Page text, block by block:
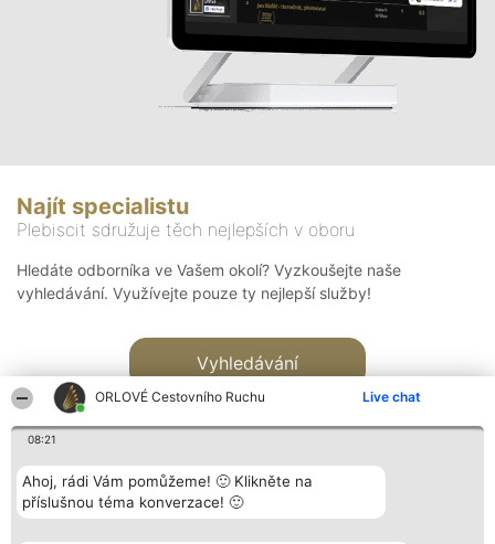
ORLOVÉ Cestovního Ruchu Live chat
08:21
Ahoj, rádi Vám pomůžeme! 🙂 Klikněte na
příslušnou téma konverzace! 🙂
Najít specialistu
Plebiscit sdružuje těch nejlepších v oboru
Hledáte odborníka ve Vašem okolí? Vyzkoušejte naše
vyhledávání. Využívejte pouze ty nejlepší služby!
Vyhledávání
Bright Side Solutions sp. z o. Vítězové Kontakt